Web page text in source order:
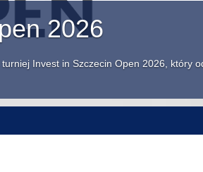
2026
Invest in Szczecin Open 2026, który